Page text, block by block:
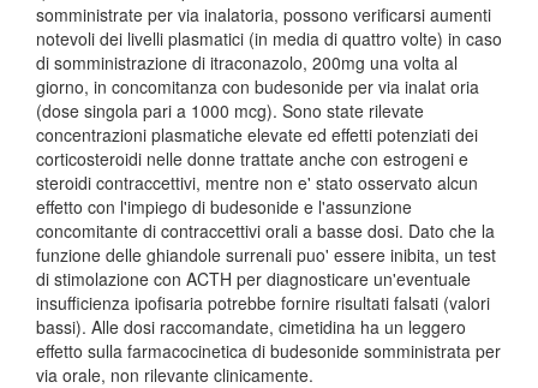
somministrate per via inalatoria, possono verificarsi aumenti
notevoli dei livelli plasmatici (in media di quattro volte) in caso
di somministrazione di itraconazolo, 200mg una volta al
giorno, in concomitanza con budesonide per via inalat oria
(dose singola pari a 1000 mcg). Sono state rilevate
concentrazioni plasmatiche elevate ed effetti potenziati dei
corticosteroidi nelle donne trattate anche con estrogeni e
steroidi contraccettivi, mentre non e' stato osservato alcun
effetto con l'impiego di budesonide e l'assunzione
concomitante di contraccettivi orali a basse dosi. Dato che la
funzione delle ghiandole surrenali puo' essere inibita, un test
di stimolazione con ACTH per diagnosticare un'eventuale
insufficienza ipofisaria potrebbe fornire risultati falsati (valori
bassi). Alle dosi raccomandate, cimetidina ha un leggero
effetto sulla farmacocinetica di budesonide somministrata per
via orale, non rilevante clinicamente.